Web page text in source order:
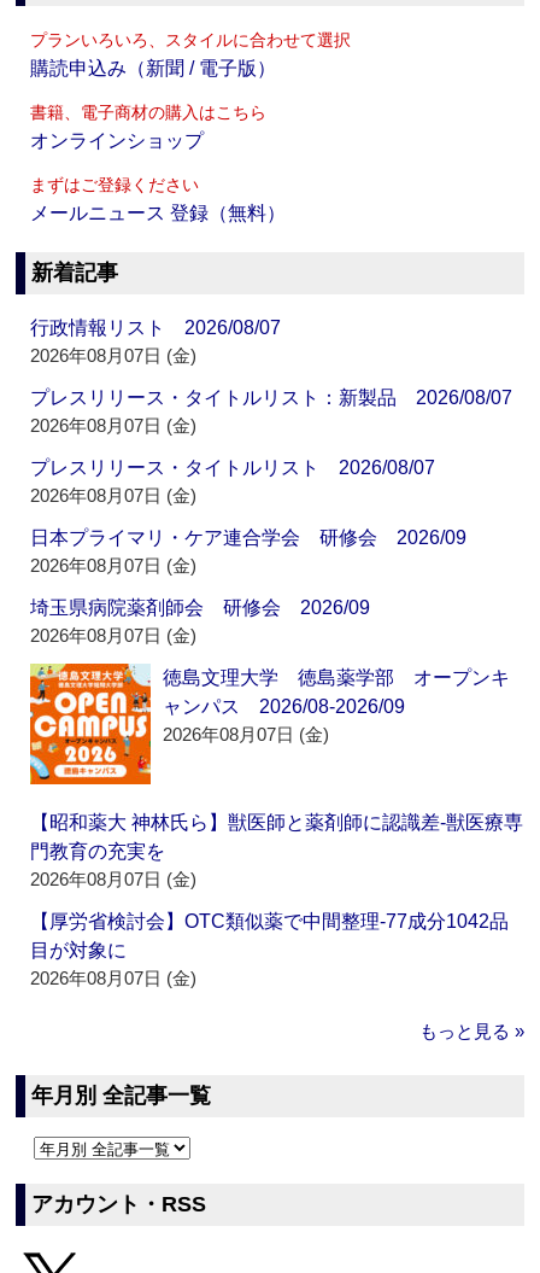
プランいろいろ、スタイルに合わせて選択
購読申込み（新聞 / 電子版）
書籍、電子商材の購入はこちら
オンラインショップ
まずはご登録ください
メールニュース 登録（無料）
新着記事
行政情報リスト 2026/08/07
2026年08月07日 (金)
プレスリリース・タイトルリスト：新製品 2026/08/07
2026年08月07日 (金)
プレスリリース・タイトルリスト 2026/08/07
2026年08月07日 (金)
日本プライマリ・ケア連合学会 研修会 2026/09
2026年08月07日 (金)
埼玉県病院薬剤師会 研修会 2026/09
2026年08月07日 (金)
徳島文理大学 徳島薬学部 オープンキ
ャンパス 2026/08-2026/09
2026年08月07日 (金)
【昭和薬大 神林氏ら】獣医師と薬剤師に認識差‐獣医療専
門教育の充実を
2026年08月07日 (金)
【厚労省検討会】OTC類似薬で中間整理‐77成分1042品
目が対象に
2026年08月07日 (金)
もっと見る »
年月別 全記事一覧
アカウント・RSS